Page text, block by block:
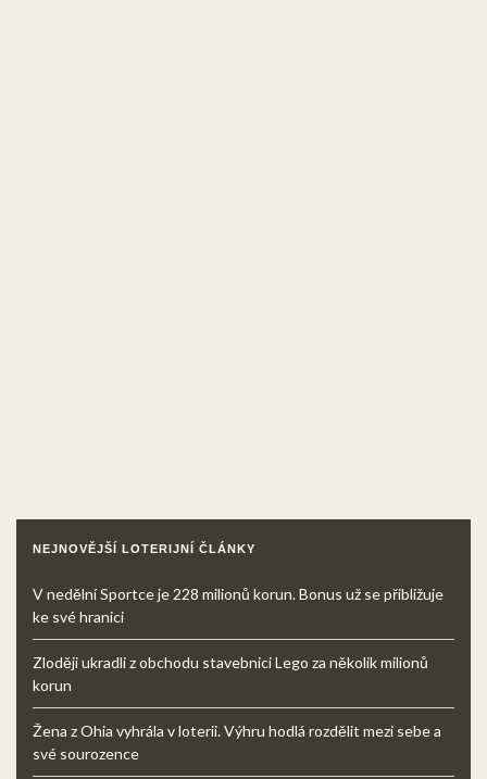
NEJNOVĚJŠÍ LOTERIJNÍ ČLÁNKY
V nedělní Sportce je 228 milionů korun. Bonus už se přibližuje
ke své hranici
Zloději ukradli z obchodu stavebnici Lego za několik milionů
korun
Žena z Ohia vyhrála v loterii. Výhru hodlá rozdělit mezi sebe a
své sourozence